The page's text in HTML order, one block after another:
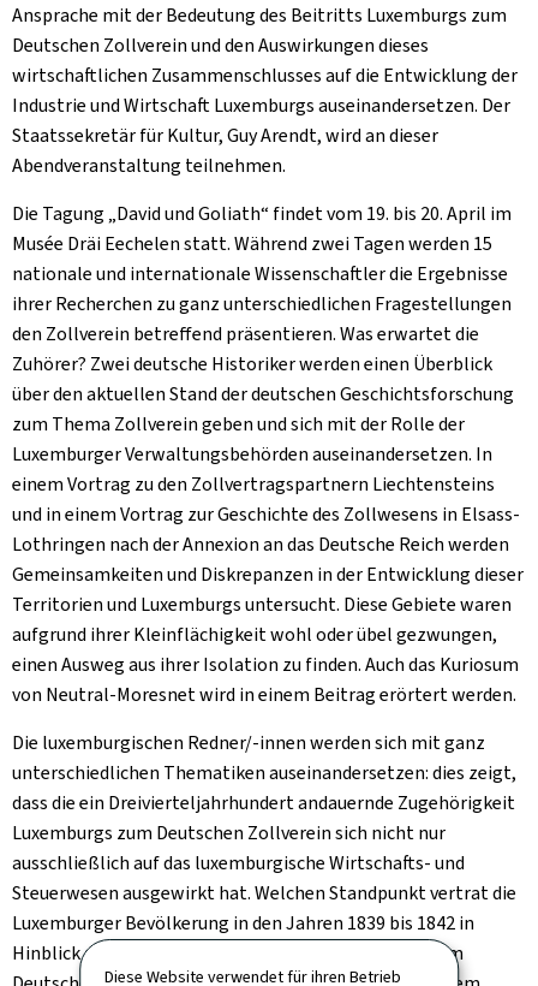
Diese Website verwendet für ihren Betrieb
Ansprache mit der Bedeutung des Beitritts Luxemburgs zum
Deutschen Zollverein und den Auswirkungen dieses
wirtschaftlichen Zusammenschlusses auf die Entwicklung der
Industrie und Wirtschaft Luxemburgs auseinandersetzen. Der
Staatssekretär für Kultur, Guy Arendt, wird an dieser
Abendveranstaltung teilnehmen.
Die Tagung „David und Goliath“ findet vom 19. bis 20. April im
Musée Dräi Eechelen statt. Während zwei Tagen werden 15
nationale und internationale Wissenschaftler die Ergebnisse
ihrer Recherchen zu ganz unterschiedlichen Fragestellungen
den Zollverein betreffend präsentieren. Was erwartet die
Zuhörer? Zwei deutsche Historiker werden einen Überblick
über den aktuellen Stand der deutschen Geschichtsforschung
zum Thema Zollverein geben und sich mit der Rolle der
Luxemburger Verwaltungsbehörden auseinandersetzen. In
einem Vortrag zu den Zollvertragspartnern Liechtensteins
und in einem Vortrag zur Geschichte des Zollwesens in Elsass-
Lothringen nach der Annexion an das Deutsche Reich werden
Gemeinsamkeiten und Diskrepanzen in der Entwicklung dieser
Territorien und Luxemburgs untersucht. Diese Gebiete waren
aufgrund ihrer Kleinflächigkeit wohl oder übel gezwungen,
einen Ausweg aus ihrer Isolation zu finden. Auch das Kuriosum
von Neutral-Moresnet wird in einem Beitrag erörtert werden.
Die luxemburgischen Redner/-innen werden sich mit ganz
unterschiedlichen Thematiken auseinandersetzen: dies zeigt,
dass die ein Dreivierteljahrhundert andauernde Zugehörigkeit
Luxemburgs zum Deutschen Zollverein sich nicht nur
ausschließlich auf das luxemburgische Wirtschafts- und
Steuerwesen ausgewirkt hat. Welchen Standpunkt vertrat die
Luxemburger Bevölkerung in den Jahren 1839 bis 1842 in
Hinblick auf einen möglichen Beitritt Luxemburgs zum